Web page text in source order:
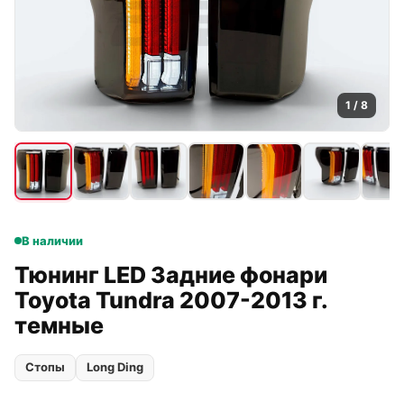
1 / 8
В наличии
Тюнинг LED Задние фонари
Toyota Tundra 2007-2013 г.
темные
Стопы Long Ding